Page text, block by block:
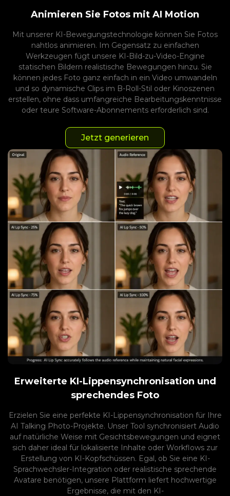
Animieren Sie Fotos mit AI Motion
Mit unserer KI-Bewegungstechnologie können Sie Fotos
nahtlos animieren. Im Gegensatz zu einfachen
Werkzeugen fügt unsere KI-Bild-zu-Video-Engine
statischen Bildern realistische Bewegungen hinzu. Sie
können jedes Foto ganz einfach in ein Video umwandeln
und so dynamische Clips im B-Roll-Stil oder Kinoszenen
erstellen, ohne dass umfangreiche Bearbeitungskenntnisse
oder teure Software-Abonnements erforderlich sind.
Jetzt generieren
Erweiterte KI-Lippensynchronisation und
sprechendes Foto
Erzielen Sie eine perfekte KI-Lippensynchronisation für Ihre
AI Talking Photo-Projekte. Unser Tool synchronisiert Audio
auf natürliche Weise mit Gesichtsbewegungen und eignet
sich daher ideal für lokalisierte Inhalte oder Workflows zur
Erstellung von KI-Kopfschüssen. Egal, ob Sie eine KI-
Sprachwechsler-Integration oder realistische sprechende
Avatare benötigen, unsere Plattform liefert hochwertige
Ergebnisse, die mit den KI-